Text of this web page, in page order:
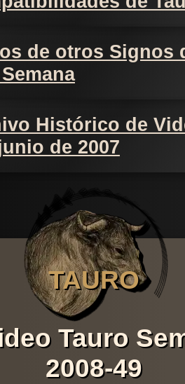
de otros Signos
Histórico de
de 2007
TAURO
Tauro
2008-49